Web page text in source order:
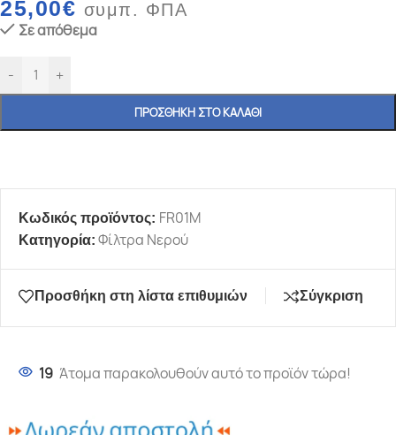
25,00€ συμπ. ΦΠΑ
Σε απόθεμα
- +
ΠΡΟΣΘΉΚΗ ΣΤΟ ΚΑΛΆΘΙ
Κωδικός προϊόντος: FR01M
Κατηγορία: Φίλτρα Νερού
Προσθήκη στη λίστα επιθυμιών Σύγκριση
19 Άτομα παρακολουθούν αυτό το προϊόν τώρα!